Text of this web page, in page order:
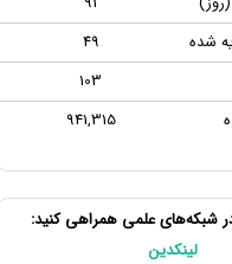
شده
49
103
941,315
شبکه‌های علمی همراهی کنید:
لینکدین